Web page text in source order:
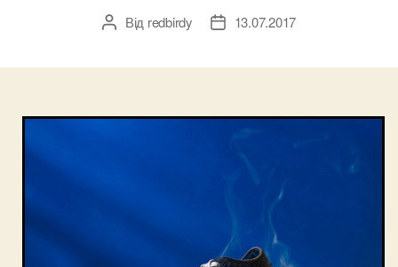
Автор
Від redbirdy
Дата13.07.2017